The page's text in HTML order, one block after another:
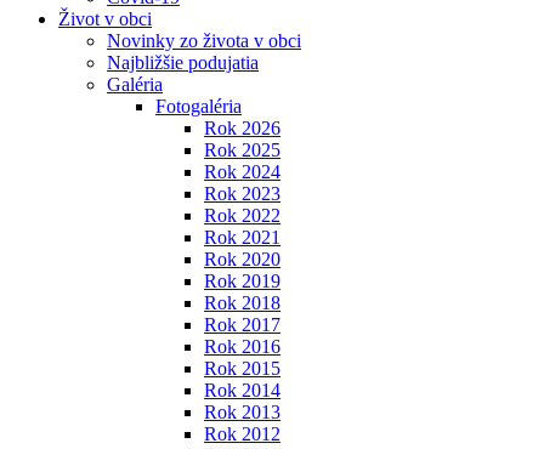
Život v obci
Novinky zo života v obci
Najbližšie podujatia
Galéria
Fotogaléria
Rok 2026
Rok 2025
Rok 2024
Rok 2023
Rok 2022
Rok 2021
Rok 2020
Rok 2019
Rok 2018
Rok 2017
Rok 2016
Rok 2015
Rok 2014
Rok 2013
Rok 2012